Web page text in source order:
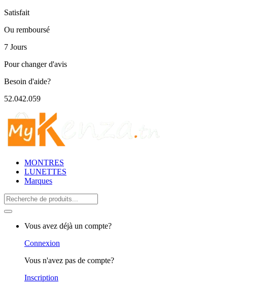
Satisfait
Ou remboursé
7 Jours
Pour changer d'avis
Besoin d'aide?
52.042.059
MONTRES
LUNETTES
Marques
Search
for:
Vous avez déjà un compte?
Connexion
Vous n'avez pas de compte?
Inscription